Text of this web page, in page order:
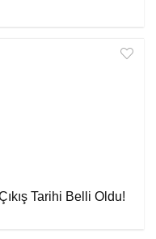
Tarihi Belli Oldu!